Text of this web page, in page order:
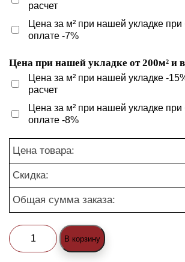
расчет
Цена за м² при нашей укладке при
оплате -7%
Цена при нашей укладке от 200м² и
Цена за м² при нашей укладке -
расчет
Цена за м² при нашей укладке при
оплате -8%
Цена товара:
Скидка:
Общая сумма заказа:
Количество
товара
В корзину